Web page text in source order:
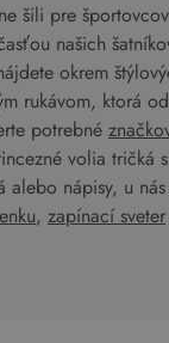
šili pre
našich
okrem
rukávom, ktorá
potrebné
volia tričká
alebo nápisy, u
, zapínací sveter